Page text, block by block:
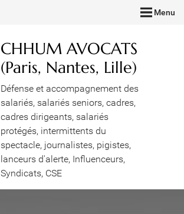
Menu
CHHUM AVOCATS
(Paris, Nantes, Lille)
Défense et accompagnement des
salariés, salariés seniors, cadres,
cadres dirigeants, salariés
protégés, intermittents du
spectacle, journalistes, pigistes,
lanceurs d'alerte, Influenceurs,
Syndicats, CSE